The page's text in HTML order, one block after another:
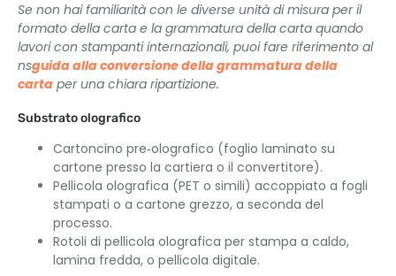
Se non hai familiarità con le diverse unità di misura per il
formato della carta e la grammatura della carta quando
lavori con stampanti internazionali, puoi fare riferimento al
nsguida alla conversione della grammatura della
carta per una chiara ripartizione.
Substrato olografico
Cartoncino pre‑olografico (foglio laminato su
cartone presso la cartiera o il convertitore).
Pellicola olografica (PET o simili) accoppiato a fogli
stampati o a cartone grezzo, a seconda del
processo.
Rotoli di pellicola olografica per stampa a caldo,
lamina fredda, o pellicola digitale.